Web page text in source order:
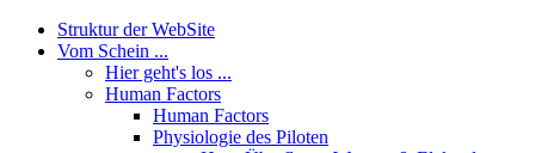
Struktur der WebSite
Vom Schein ...
Hier geht's los ...
Human Factors
Human Factors
Physiologie des Piloten